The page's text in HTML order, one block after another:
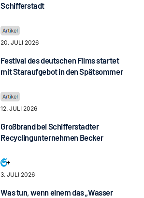
Schifferstadt
20. JULI 2026
Festival des deutschen Films startet
mit Staraufgebot in den Spätsommer
12. JULI 2026
Großbrand bei Schifferstadter
Recyclingunternehmen Becker
3. JULI 2026
Was tun, wenn einem das „Wasser